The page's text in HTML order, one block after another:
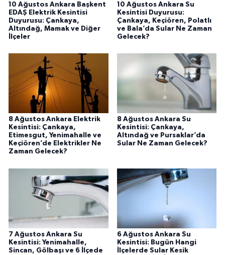
10 Ağustos Ankara Başkent
EDAŞ Elektrik Kesintisi
Duyurusu: Çankaya,
Altındağ, Mamak ve Diğer
İlçeler
10 Ağustos Ankara Su
Kesintisi Duyurusu:
Çankaya, Keçiören, Polatlı
ve Bala’da Sular Ne Zaman
Gelecek?
8 Ağustos Ankara Elektrik
Kesintisi: Çankaya,
Etimesgut, Yenimahalle ve
Keçiören’de Elektrikler Ne
Zaman Gelecek?
8 Ağustos Ankara Su
Kesintisi: Çankaya,
Altındağ ve Pursaklar’da
Sular Ne Zaman Gelecek?
7 Ağustos Ankara Su
Kesintisi: Yenimahalle,
Sincan, Gölbaşı ve 6 İlçede
6 Ağustos Ankara Su
Kesintisi: Bugün Hangi
İlçelerde Sular Kesik